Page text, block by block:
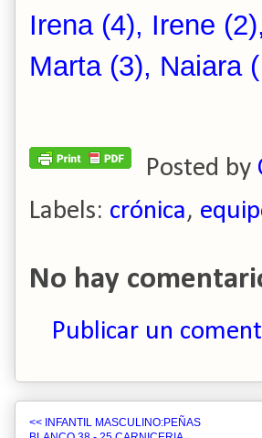
Irena (4), Irene
Marta (3), Naiara
Posted by
Labels: crónica,
No hay
Publicar un
<< INFANTIL MASCULINO:PEÑAS